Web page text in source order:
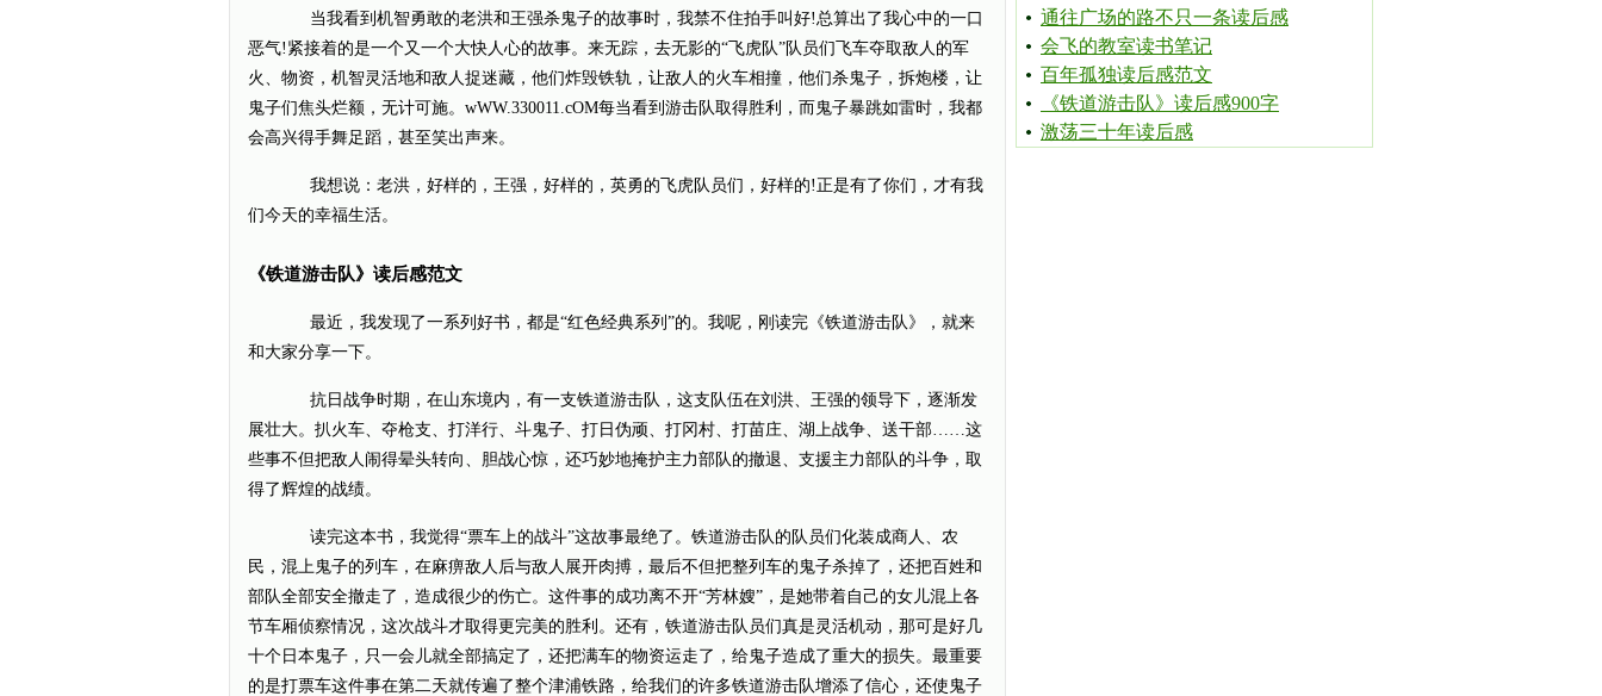
当我看到机智勇敢的老洪和王强杀鬼子的故事时，我禁不住拍手叫好!总算出了我心中的一口
恶气!紧接着的是一个又一个大快人心的故事。来无踪，去无影的“飞虎队”队员们飞车夺取敌人的军
火、物资，机智灵活地和敌人捉迷藏，他们炸毁铁轨，让敌人的火车相撞，他们杀鬼子，拆炮楼，让
鬼子们焦头烂额，无计可施。wWW.330011.cOM每当看到游击队取得胜利，而鬼子暴跳如雷时，我都
会高兴得手舞足蹈，甚至笑出声来。
我想说：老洪，好样的，王强，好样的，英勇的飞虎队员们，好样的!正是有了你们，才有我
们今天的幸福生活。
《铁道游击队》读后感范文
最近，我发现了一系列好书，都是“红色经典系列”的。我呢，刚读完《铁道游击队》，就来
和大家分享一下。
抗日战争时期，在山东境内，有一支铁道游击队，这支队伍在刘洪、王强的领导下，逐渐发
展壮大。扒火车、夺枪支、打洋行、斗鬼子、打日伪顽、打冈村、打苗庄、湖上战争、送干部……这
些事不但把敌人闹得晕头转向、胆战心惊，还巧妙地掩护主力部队的撤退、支援主力部队的斗争，取
得了辉煌的战绩。
读完这本书，我觉得“票车上的战斗”这故事最绝了。铁道游击队的队员们化装成商人、农
民，混上鬼子的列车，在麻痹敌人后与敌人展开肉搏，最后不但把整列车的鬼子杀掉了，还把百姓和
部队全部安全撤走了，造成很少的伤亡。这件事的成功离不开“芳林嫂”，是她带着自己的女儿混上各
节车厢侦察情况，这次战斗才取得更完美的胜利。还有，铁道游击队员们真是灵活机动，那可是好几
十个日本鬼子，只一会儿就全部搞定了，还把满车的物资运走了，给鬼子造成了重大的损失。最重要
的是打票车这件事在第二天就传遍了整个津浦铁路，给我们的许多铁道游击队增添了信心，还使鬼子
通往广场的路不只一条读后感
会飞的教室读书笔记
百年孤独读后感范文
《铁道游击队》读后感900字
激荡三十年读后感